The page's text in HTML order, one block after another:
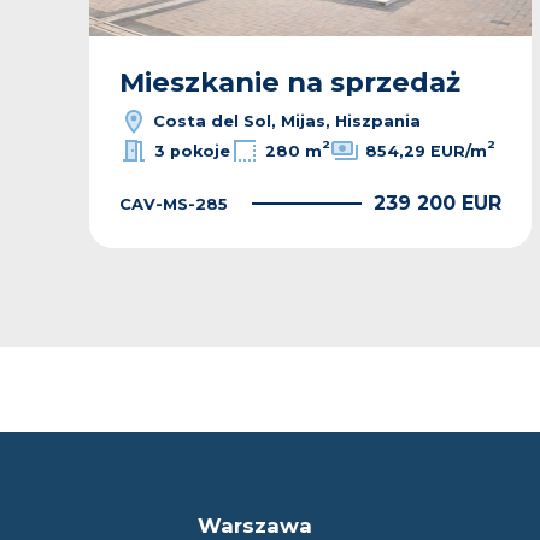
Mieszkanie na sprzedaż
Costa del Sol, Mijas, Hiszpania
3 pokoje 280 m2 854,29 EUR/m2
CAV-MS-285 239 200 EUR
Warszawa